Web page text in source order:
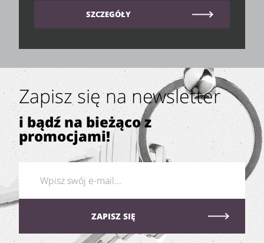
SZCZEGÓŁY
Zapisz się na newsletter
i bądź na bieżąco z
promocjami!